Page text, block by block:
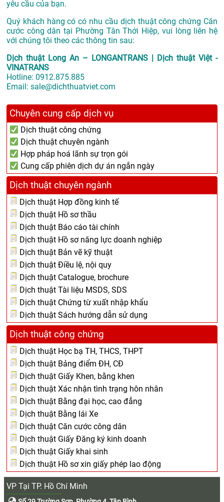
yêu cầu của bạn.
Quý khách hàng có có nhu cầu dịch thuật công chứng Căn
cước công dân tại Phường Tân Thới Hiệp, vui lòng liên hệ
với chúng tôi theo các thông tin sau:
Dịch thuật Long An – LONGANTRANS | Dịch thuật Việt -
VINATRANS
Hotline: 0912.875.885
Email: sale@dichthuatviet.com
Chuyên cung cấp dịch vụ
Dịch thuật công chứng
Dịch thuật chuyên ngành
Hợp pháp hoá lãnh sự trọn gói
Cung cấp phiên dịch dự án ngắn ngày
Dịch thuật chuyên ngành
Dịch thuật Hợp đồng kinh tế
Dịch thuật Hồ sơ thầu
Dịch thuật Báo cáo tài chính
Dịch thuật Hồ sơ năng lực doanh nghiệp
Dịch thuật Bản vẽ kỹ thuật
Dịch thuật Điều lệ, nội quy
Dịch thuật Catalogue, brochure
Dịch thuật Tài liệu MSDS, SDS
Dịch thuật Chứng từ xuất nhập khẩu
Dịch thuật Sách hướng dẫn sử dụng
Dịch thuật công chứng
Dịch thuật Học bạ TH, THCS, THPT
Dịch thuật Bảng điểm ĐH, CĐ
Dịch thuật Giấy Khen, bằng khen
Dịch thuật Xác nhận tình trạng hôn nhân
Dịch thuật Bằng đại học, cao đẳng
Dịch thuật Bằng lái Xe
Dịch thuật Căn cước công dân
Dịch thuật Giấy Đăng ký kinh doanh
Dịch thuật Giấy khai sinh
Dịch thuật Hồ sơ xin giấy phép lao động
VP Tại TP. Hồ Chí Minh